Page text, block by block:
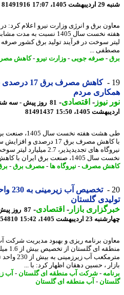
17:07
81491916
برق و انرژی وزارت نیرو اعلام کرد: در
سوخت در فرآیند تولید برق کشور صرفه
...
- صرفه جویی-وزارت نیرو -کاهش مصرف-
کاهش مصرف برق 17 درصدی با
مردم
نیوز-اقتصادی-
81 روز پیش
1405، 15:50
81491437
طی هشت هفته نخست سال 1405، صنعت
با کاهش مصرف برق 17 درصدی و افزایش سهم
نیروگاه های تجدیدپذیر، 2.7
صنعت برق ایران با کاهش ...
مصرف- نیروگاه ها- مصرف برق - برق -
تخصیص آب زیرمینی به 230 واحد
گلستان
بازار- اقتصادی-
87 روز پیش -
اردیبهشت 1405، 15:42
81454810
برنامه ریزی و بهبود مدیریت شرکت آب
منطقه ای گلستان از تخصیص بیش از 1.6 میلیون
مترمکعب آب
، حسین دهقان اظهار کرد: با ...
-شرکت آب منطقه ای گلستان-آب
-آب منطقه ای گلستان